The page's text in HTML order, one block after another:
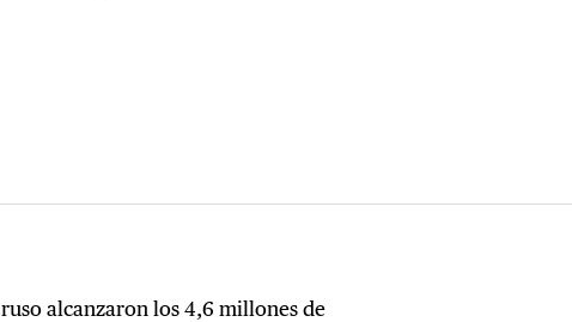
alcanzaron los 4,6 millones de